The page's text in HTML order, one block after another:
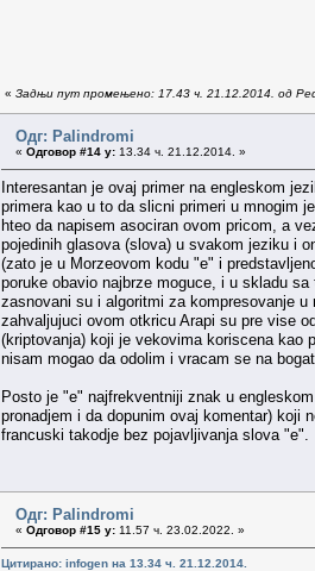
« Задњи пут промењено: 17.43 ч. 21.12.2014. од
Одг: Palindromi
« Одговор #14 у: 13.34 ч. 21.12.2014. »
Interesantan je ovaj primer na engleskom
primera kao u to da slicni primeri u mnogim
hteo da napisem asociran ovom pricom, a
pojedinih glasova (slova) u svakom jeziku i
(zato je u Morzeovom kodu "e" i
poruke obavio najbrze moguce, i u skladu
zasnovani su i algoritmi za kompresovanje
zahvaljujuci ovom otkricu Arapi su pre vise
(kriptovanja) koji je vekovima koriscena kao
nisam mogao da odolim i vracam se na
Posto je "e" najfrekventniji znak u
pronadjem i da dopunim ovaj komentar)
francuski takodje bez pojavljivanja slova
Одг: Palindromi
« Одговор #15 у: 11.57 ч. 23.02.2022. »
Цитирано: infogen на 13.34 ч. 21.12.2014.